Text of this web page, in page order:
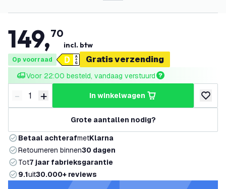
149,70
incl. btw
Op voorraad Gratis verzending
Voor 22:00 besteld, vandaag verstuurd
Verminder hoeveelheid
- Verhoog hoeveelheid
+ in winkelwagen
Grote aantallen nodig?
Betaal achterafmetKlarna
Retourneren binnen30 dagen
Tot7 jaar fabrieksgarantie
9.1uit30.000+ reviews